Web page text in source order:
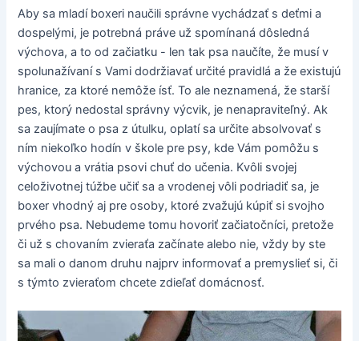
Aby sa mladí boxeri naučili správne vychádzať s deťmi a
dospelými, je potrebná práve už spomínaná dôsledná
výchova, a to od začiatku - len tak psa naučíte, že musí v
spolunažívaní s Vami dodržiavať určité pravidlá a že existujú
hranice, za ktoré nemôže ísť. To ale neznamená, že starší
pes, ktorý nedostal správny výcvik, je nenapraviteľný. Ak
sa zaujímate o psa z útulku, oplatí sa určite absolvovať s
ním niekoľko hodín v škole pre psy, kde Vám pomôžu s
výchovou a vrátia psovi chuť do učenia. Kvôli svojej
celoživotnej túžbe učiť sa a vrodenej vôli podriadiť sa, je
boxer vhodný aj pre osoby, ktoré zvažujú kúpiť si svojho
prvého psa. Nebudeme tomu hovoriť začiatočníci, pretože
či už s chovaním zvieraťa začínate alebo nie, vždy by ste
sa mali o danom druhu najprv informovať a premyslieť si, či
s týmto zvieraťom chcete zdieľať domácnosť.